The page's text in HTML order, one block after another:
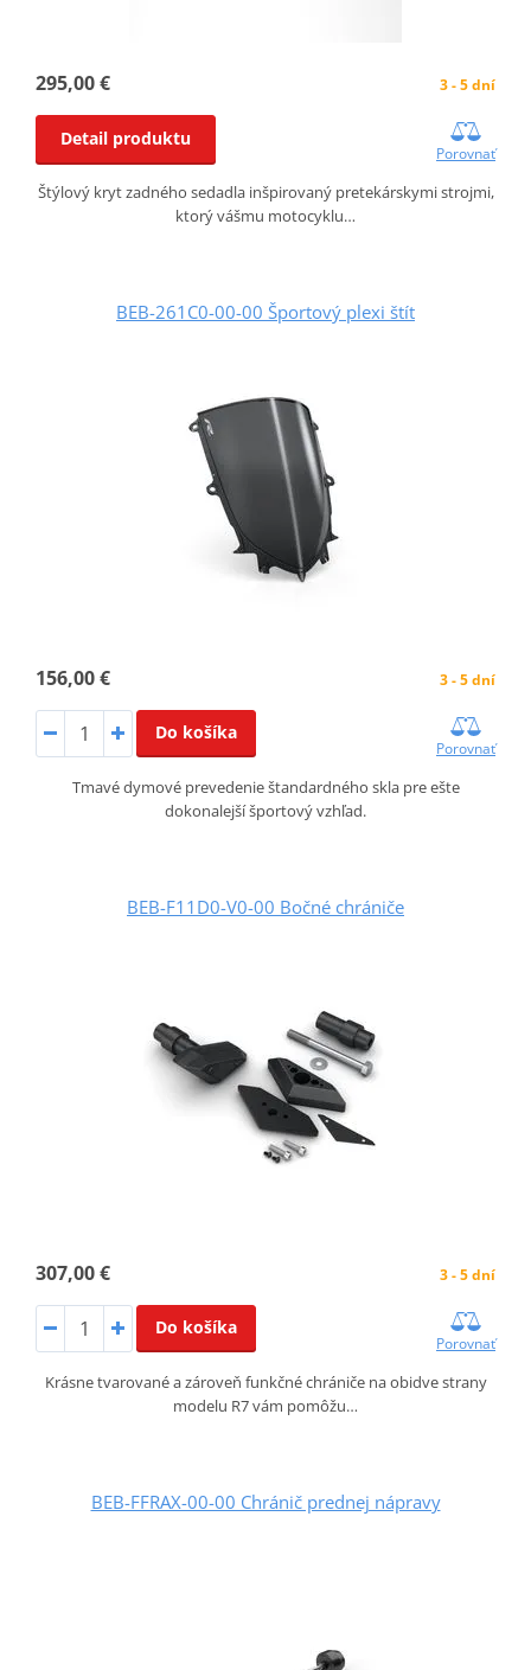
295,00 € 3 - 5 dní
Detail produktu
Porovnať
Štýlový kryt zadného sedadla inšpirovaný pretekárskymi strojmi,
ktorý vášmu motocyklu…
BEB-261C0-00-00 Športový plexi štít
156,00 € 3 - 5 dní
Do košíka
Porovnať
Tmavé dymové prevedenie štandardného skla pre ešte
dokonalejší športový vzhľad.
BEB-F11D0-V0-00 Bočné chrániče
307,00 € 3 - 5 dní
Do košíka
Porovnať
Krásne tvarované a zároveň funkčné chrániče na obidve strany
modelu R7 vám pomôžu…
BEB-FFRAX-00-00 Chránič prednej nápravy